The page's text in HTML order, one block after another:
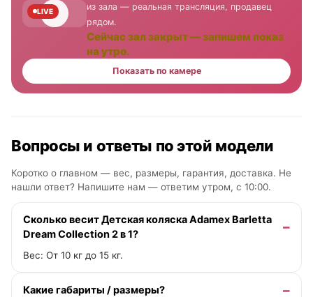
LIVE
из зала — реальная трансляция, продавец
рядом.
Сейчас зал закрыт — запишем показ
на утро.
Показать по камере
Вопросы и ответы по этой модели
Коротко о главном — вес, размеры, гарантия, доставка. Не
нашли ответ? Напишите нам — ответим утром, с 10:00.
Сколько весит Детская коляска Adamex Barletta
Dream Collection 2 в 1?
Вес: От 10 кг до 15 кг.
Какие габариты / размеры?